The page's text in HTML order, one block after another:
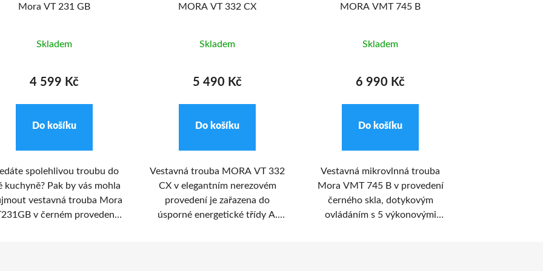
Mora VT 231 GB
Skladem
4 599 Kč
Do košíku
spolehlivou troubu do
kuchyně? Pak by vás mohla
vestavná trouba Mora
v černém provedení.
MORA VT 332 CX
Skladem
5 490 Kč
Do košíku
Vestavná trouba MORA VT 332
CX v elegantním nerezovém
provedení je zařazena do
úsporné energetické třídy A.
MORA VMT 745 B
Skladem
6 990 Kč
Do košíku
Vestavná mikrovlnná trouba
Mora VMT 745 B v provedení
černého skla, dotykovým
ovládáním s 5 výkonovými